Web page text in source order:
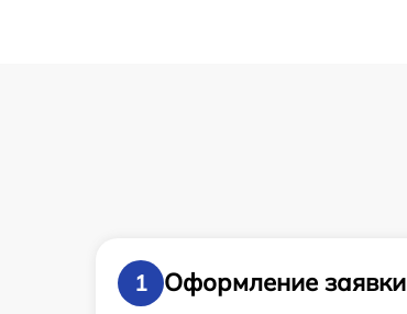
1
Оформление заявки